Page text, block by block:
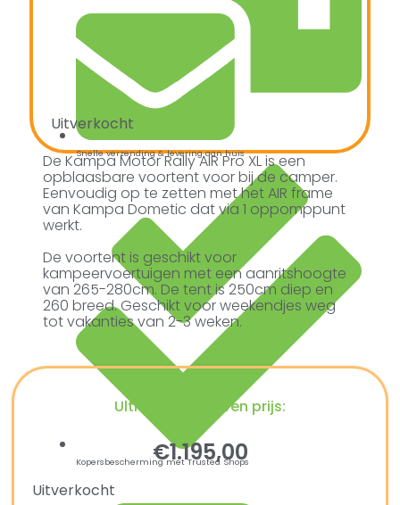
Snelle verzending & levering aan huis
Kopersbescherming met Trusted Shops
Uitverkocht
De Kampa Motor Rally AIR Pro XL is een
opblaasbare voortent voor bij de camper.
Eenvoudig op te zetten met het AIR frame
van Kampa Dometic dat via 1 oppomppunt
werkt.
De voortent is geschikt voor
kampeervoertuigen met een aanritshoogte
van 265-280cm. De tent is 250cm diep en
260 breed. Geschikt voor weekendjes weg
tot vakanties van 2-3 weken.
Ultiem Buitenleven prijs:
€1.195,00
Uitverkocht